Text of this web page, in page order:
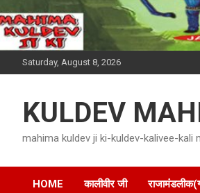
Saturday, August 8, 2026
KULDEV
mahima kuldev ji ki-kuldev-kalivee-kali
HOME कालीवीर जी